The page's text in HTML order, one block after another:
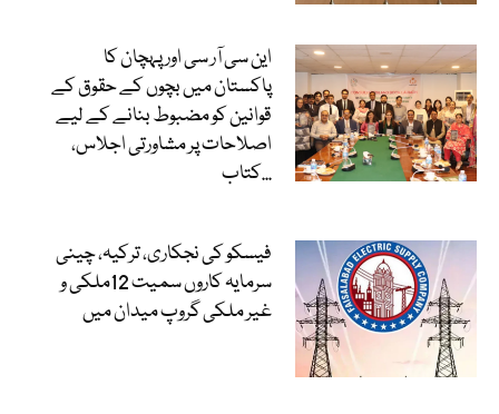
این سی آر سی اور پہچان کا
پاکستان میں بچوں کے حقوق کے
قوانین کو مضبوط بنانے کے لیے
اصلاحات پر مشاورتی اجلاس،
کتاب...
فیسکو کی نجکاری، ترکیہ، چینی
سرمایہ کاروں سمیت 12ملکی و
غیر ملکی گروپ میدان میں